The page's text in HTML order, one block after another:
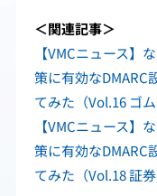
＜関連記事＞
【VMCニュース
策に有効な
てみた（Vol.16 ゴ
【VMCニュース
策に有効な
てみた（Vol.18 証